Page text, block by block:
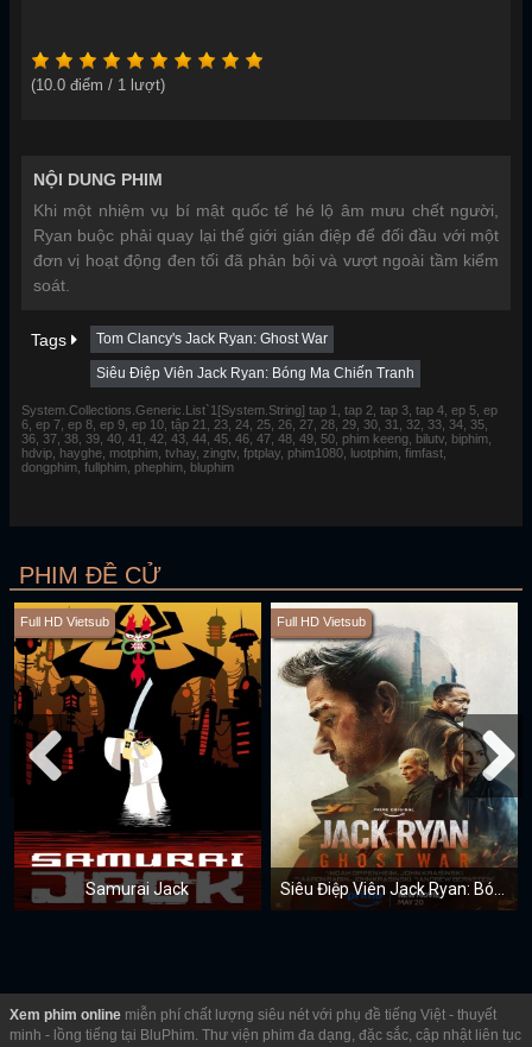
(10.0 điểm / 1 lượt)
NỘI DUNG PHIM
Khi một nhiệm vụ bí mật quốc tế hé lộ âm mưu chết người,
Ryan buộc phải quay lại thế giới gián điệp để đối đầu với một
đơn vị hoạt động đen tối đã phản bội và vượt ngoài tầm kiểm
soát.
Tags Tom Clancy's Jack Ryan: Ghost War
Siêu Điệp Viên Jack Ryan: Bóng Ma Chiến Tranh
System.Collections.Generic.List`1[System.String] tap 1, tap 2, tap 3, tap 4, ep 5, ep
6, ep 7, ep 8, ep 9, ep 10, tập 21, 23, 24, 25, 26, 27, 28, 29, 30, 31, 32, 33, 34, 35,
36, 37, 38, 39, 40, 41, 42, 43, 44, 45, 46, 47, 48, 49, 50, phim keeng, bilutv, biphim,
hdvip, hayghe, motphim, tvhay, zingtv, fptplay, phim1080, luotphim, fimfast,
dongphim, fullphim, phephim, bluphim
PHIM ĐỀ CỬ
Full HD Vietsub
Samurai Jack
Full HD Vietsub
Xem phim online miễn phí chất lượng siêu nét với phụ đề tiếng Việt - thuyết
minh - lồng tiếng tại BluPhim. Thư viện phim đa dạng, đặc sắc, cập nhật liên tục